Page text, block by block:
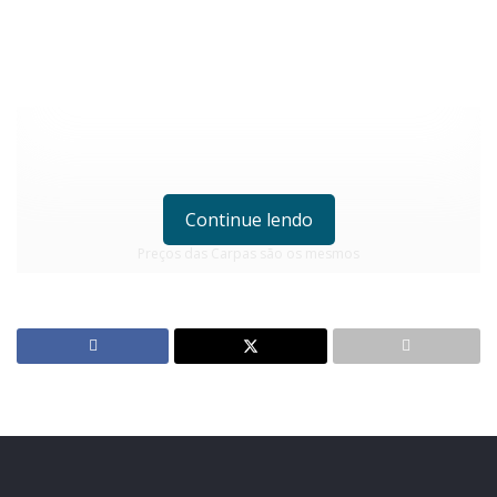
A 15ª edição do ano da feira está programada para
sábado (12) com oferta de três variedades de
Após ausência de 45 dias, voltará a ser realizada neste
Continue lendo